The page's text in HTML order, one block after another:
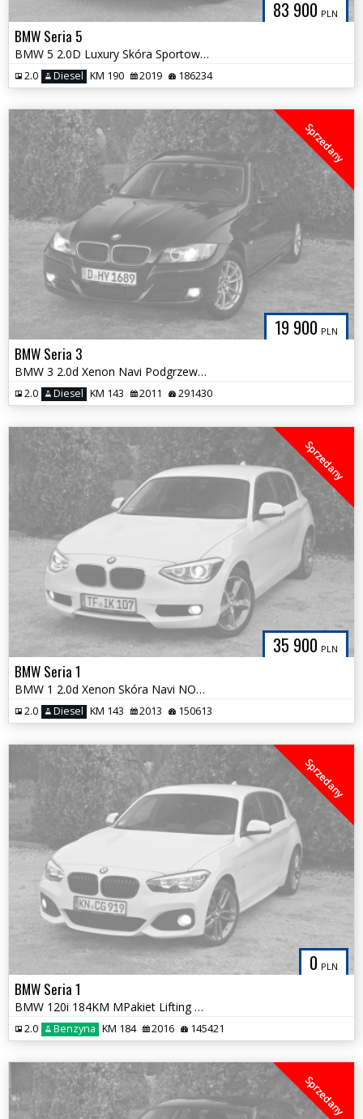
83 900 PLN
BMW Seria 5
BMW 5 2.0D Luxury Skóra Sportowe Fotele Individual 100% Bezwypadkowa
2.0 Diesel KM 190 2019 186234
19 900 PLN
Sprzedany
BMW Seria 3
BMW 3 2.0d Xenon Navi Podgrzewane Fotele NOWY ROZRZĄD SerwisASO Czarna
2.0 Diesel KM 143 2011 291430
35 900 PLN
Sprzedany
BMW Seria 1
BMW 1 2.0d Xenon Skóra Navi NOWY ROZRZĄD Alpejska Biel Tylko 150tys km
2.0 Diesel KM 143 2013 150613
0 PLN
Sprzedany
BMW Seria 1
BMW 120i 184KM MPakiet Lifting Duża Navi HiFi Alpejska Biel Śliczna
2.0 Benzyna KM 184 2016 145421
Sprzedany